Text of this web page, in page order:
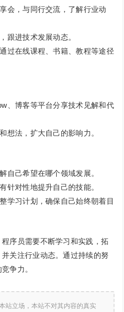
会，与同行交流，了解行业动
跟进技术发展动态。
过在线课程、书籍、教程等途径
、博客等平台分享技术见解和代
想法，扩大自己的影响力。
自己希望在哪个领域发展。
针对性地提升自己的技能。
学习计划，确保自己始终朝着目
序员需要不断学习和实践，拓
关注行业动态。通过持续的努
争力。
站立场，本站不对其内容的真实